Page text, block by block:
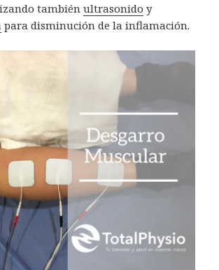
tambiénultrasonido y
para disminución de la inflamación.